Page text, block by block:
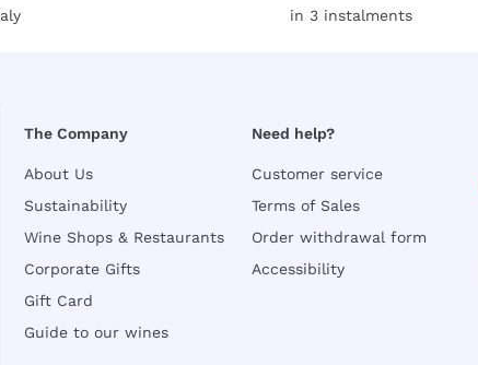
in 3 instalments
The Company
About Us
Sustainability
Wine Shops & Restaurants
Corporate Gifts
Gift Card
Guide to our wines
Need help?
Customer service
Terms of Sales
Order withdrawal form
Accessibility